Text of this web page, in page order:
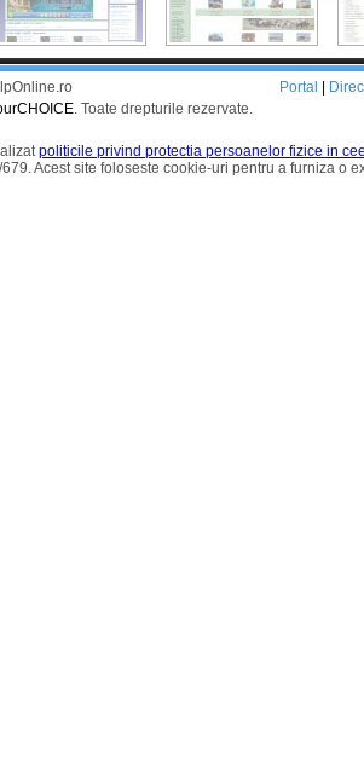
. Toate drepturile rezervate.
Portal
politicile privind protectia persoanelor fizice in
Acest site foloseste cookie-uri pentru a furniza o